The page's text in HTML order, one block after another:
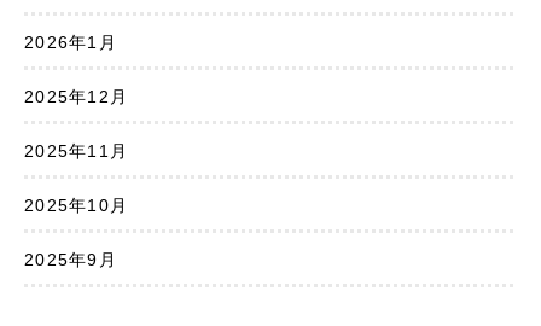
2026年1月
2025年12月
2025年11月
2025年10月
2025年9月